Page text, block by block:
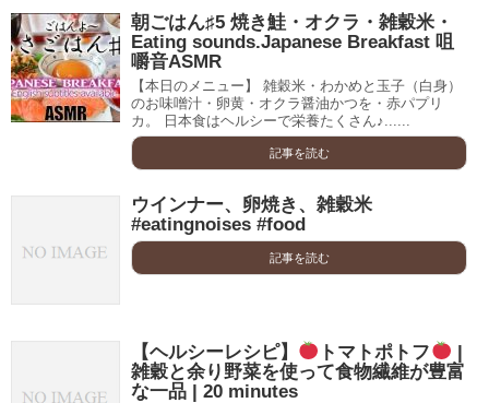
朝ごはん♯5 焼き鮭・オクラ・雑穀米・
Eating sounds.Japanese Breakfast 咀
嚼音ASMR
【本日のメニュー】 雑穀米・わかめと玉子（白身）
のお味噌汁・卵黄・オクラ醤油かつを・赤パプリ
カ。 日本食はヘルシーで栄養たくさん♪......
記事を読む
ウインナー、卵焼き、雑穀米
#eatingnoises #food
記事を読む
【ヘルシーレシピ】 トマトポトフ
|
雑穀と余り野菜を使って食物繊維が豊富
な一品 | 20 minutes